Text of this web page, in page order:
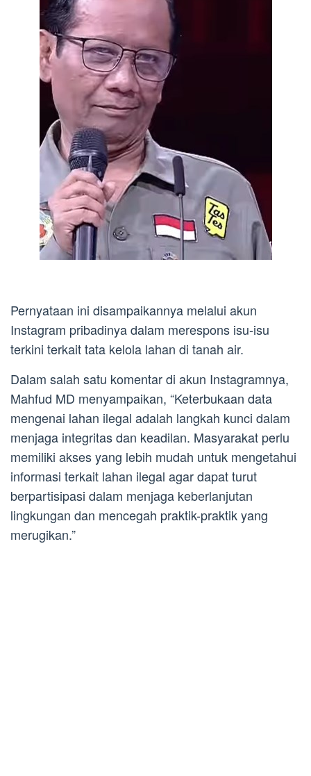
Pernyataan ini disampaikannya melalui akun
Instagram pribadinya dalam merespons isu-isu
terkini terkait tata kelola lahan di tanah air.
Dalam salah satu komentar di akun Instagramnya,
Mahfud MD menyampaikan, “Keterbukaan data
mengenai lahan ilegal adalah langkah kunci dalam
menjaga integritas dan keadilan. Masyarakat perlu
memiliki akses yang lebih mudah untuk mengetahui
informasi terkait lahan ilegal agar dapat turut
berpartisipasi dalam menjaga keberlanjutan
lingkungan dan mencegah praktik-praktik yang
merugikan.”